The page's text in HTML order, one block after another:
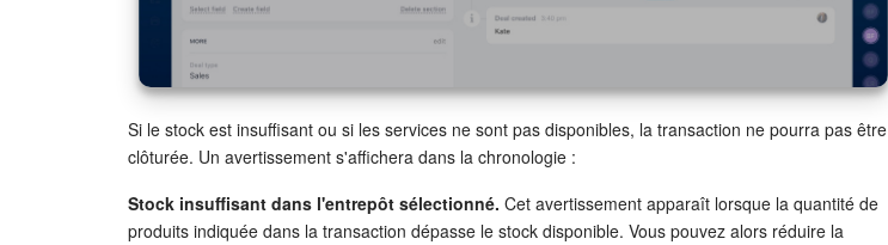
Si le stock est insuffisant ou si les services ne sont pas disponibles, la transaction ne pourra pas être
clôturée. Un avertissement s'affichera dans la chronologie :
Stock insuffisant dans l'entrepôt sélectionné. Cet avertissement apparaît lorsque la quantité de
produits indiquée dans la transaction dépasse le stock disponible. Vous pouvez alors réduire la